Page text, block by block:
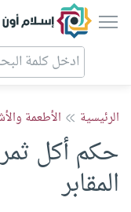
إسلام
الرئيسية الأطعمة
حكم أكل
المقابر